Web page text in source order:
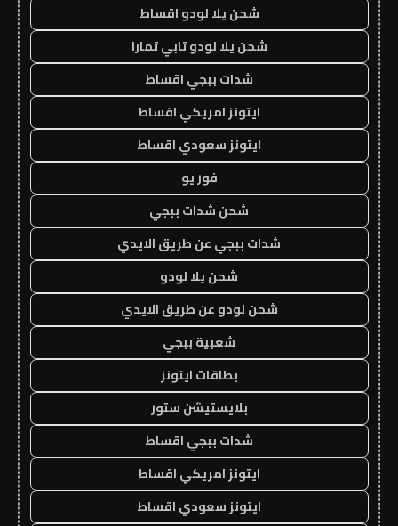
شحن يلا لودو اقساط
شحن يلا لودو تابي تمارا
شدات ببجي اقساط
ايتونز امريكي اقساط
ايتونز سعودي اقساط
فور يو
شحن شدات ببجي
شدات ببجي عن طريق الايدي
شحن يلا لودو
شحن لودو عن طريق الايدي
شعبية ببجي
بطاقات ايتونز
بلايستيشن ستور
شدات ببجي اقساط
ايتونز امريكي اقساط
ايتونز سعودي اقساط